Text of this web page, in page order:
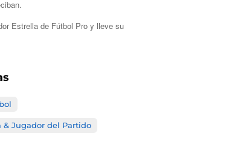
Estrella de Fútbol Pro y lleve su
& Jugador del Partido